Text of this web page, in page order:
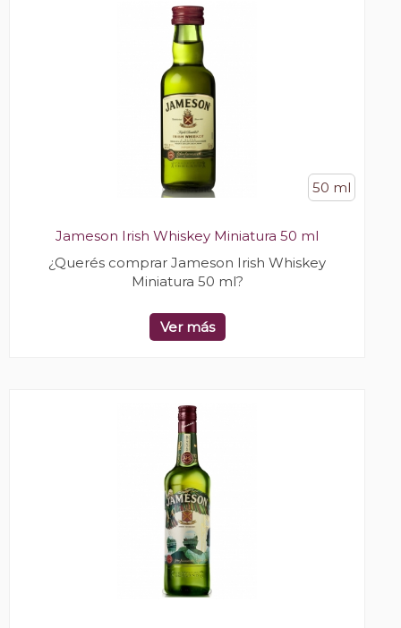
50 ml
Jameson Irish Whiskey Miniatura 50 ml
¿Querés comprar Jameson Irish Whiskey
Miniatura 50 ml?
Ver más